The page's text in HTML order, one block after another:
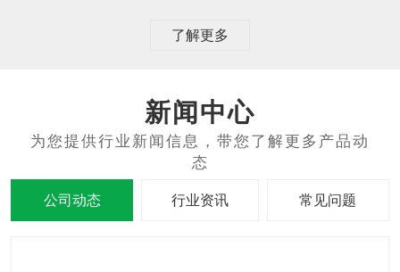
了解更多
新闻中心
公司动态 行业资讯 常见问题